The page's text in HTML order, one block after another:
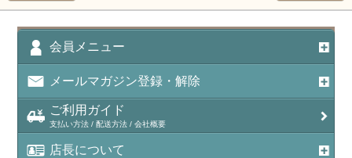
アポフィライト（Apophylite）/魚眼石
アメジスト（紫水晶/Amethyst）
アメシスティンクォーツ（Amethest in quartz）
ラベンダーアメジスト
アメトリン（紫黄水晶/Ametrine）
会員メニュー
メールマガジン登録・解除
ご利用ガイド
支払い方法 / 配送方法 / 会社概要
店長について